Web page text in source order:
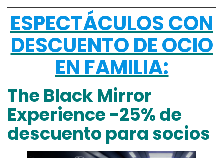
ESPECTÁCULOS CON
DESCUENTO DE OCIO
EN FAMILIA:
The Black Mirror
Experience -25% de
descuento para socios